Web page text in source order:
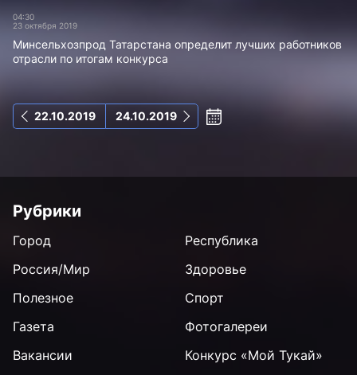
04:30
23 октября 2019
Минсельхозпрод Татарстана определит лучших работников
отрасли по итогам конкурса
22.10.2019 24.10.2019
Рубрики
Город
Республика
Россия/Мир
Здоровье
Полезное
Спорт
Газета
Фотогалереи
Вакансии
Конкурс «Мой Тукай»